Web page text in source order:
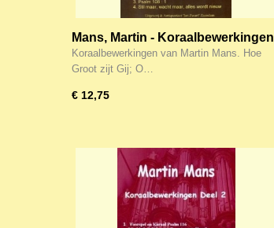
Mans, Martin - Koraalbewerkingen
(16)
Koraalbewerkingen van Martin Mans. Hoe
Groot zijt Gij; O…
€ 12,75